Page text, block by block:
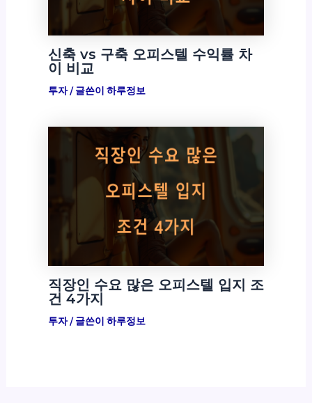
신축 vs 구축 오피스텔 수익률 차
이 비교
투자/ 글쓴이 하루정보
직장인 수요 많은 오피스텔 입지 조
건 4가지
투자/ 글쓴이 하루정보